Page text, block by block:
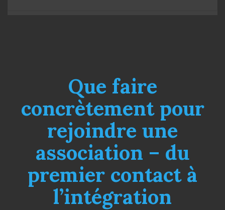
Que faire
concrètement pour
rejoindre une
association – du
premier contact à
l’intégration